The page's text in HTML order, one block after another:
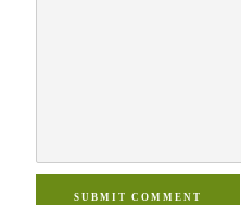
SUBMIT COMMENT